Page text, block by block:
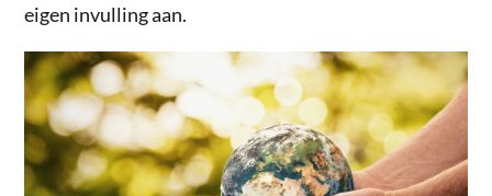
eigen invulling aan.